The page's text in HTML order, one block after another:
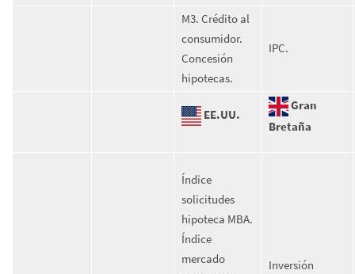
M3. Crédito al
consumidor.
Concesión
hipotecas.
IPC.
EE.UU.
Gran
Bretaña
Índice
solicitudes
hipoteca MBA.
Índice
mercado
Inversión